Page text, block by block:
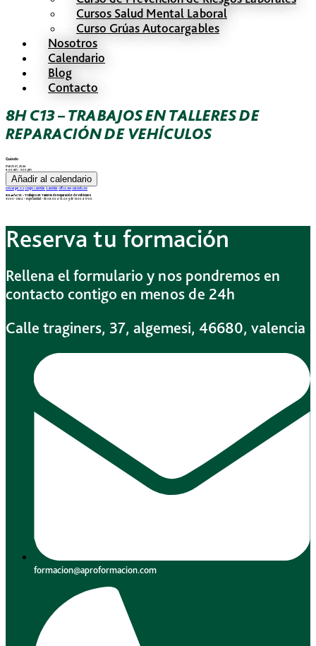
Cursos Salud Mental Laboral
Curso Grúas Autocargables
Nosotros
Calendario
Blog
Contacto
8H C13 – TRABAJOS EN TALLERES DE
REPARACIÓN DE VEHÍCULOS
Cuándo
marzo 31, 2026
8:00 am - 5:00 pm
Añadir al calendario
Descargar ICS Google Calendar iCalendar Office 365 Outlook Live
8H 🚗🔧C13 – Trabajos en Talleres de Reparación de Vehículos
31/03 – Dia 4 – Especialidad – de 08:00 a 14:00 y de 15:00 a 17:00
Reserva tu formación
Rellena el formulario y nos pondremos en
contacto contigo en menos de 24h
Calle traginers, 37, algemesi, 46680, valencia
formacion@aproformacion.com